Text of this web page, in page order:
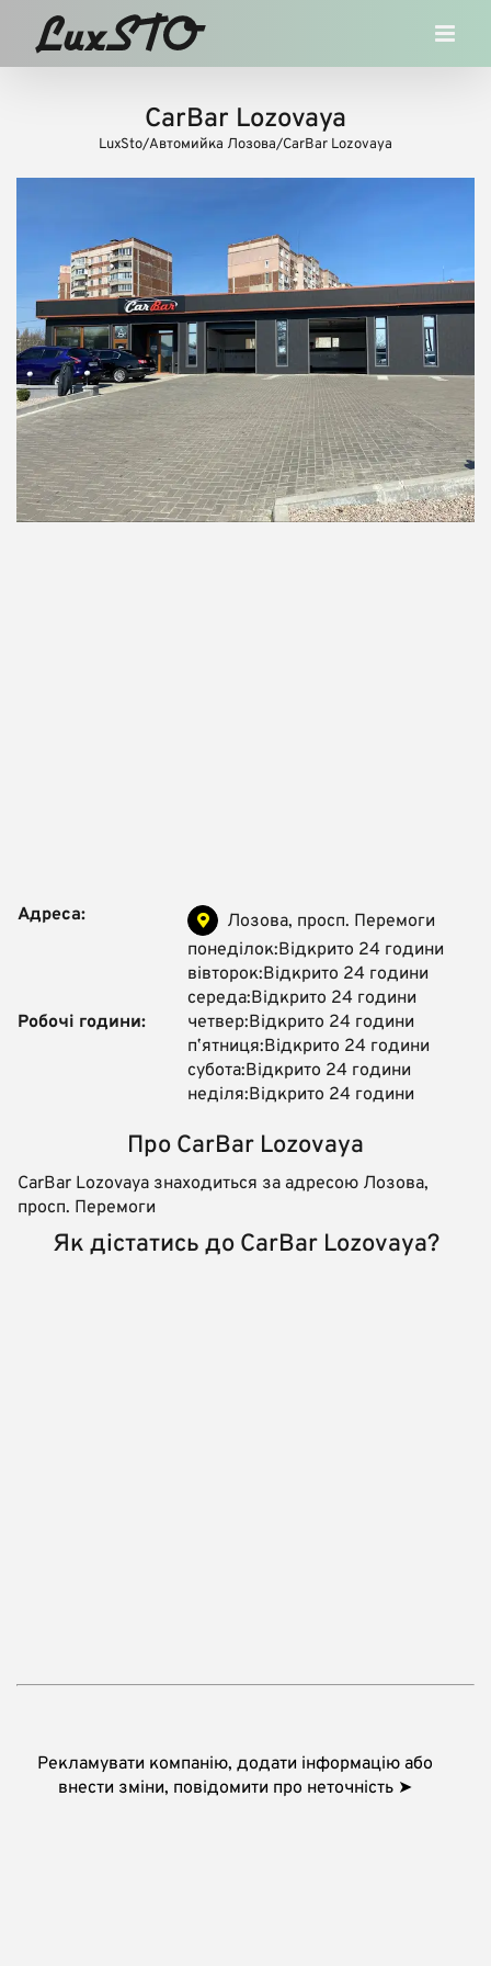
content
CarBar Lozovaya
LuxSto/Автомийка Лозова/CarBar Lozovaya
Адреса: Лозова, просп. Перемоги
Робочі години:
понеділок:Відкрито 24 години
вівторок:Відкрито 24 години
середа:Відкрито 24 години
четвер:Відкрито 24 години
пʼятниця:Відкрито 24 години
субота:Відкрито 24 години
неділя:Відкрито 24 години
Про CarBar Lozovaya
CarBar Lozovaya знаходиться за адресою Лозова,
просп. Перемоги
Як дістатись до CarBar Lozovaya?
Рекламувати компанію, додати інформацію або
внести зміни, повідомити про неточність ➤